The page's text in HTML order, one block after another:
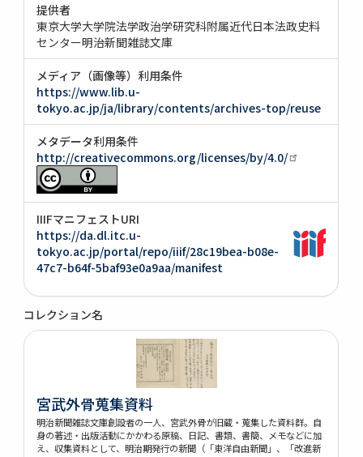
提供者
東京大学大学院法学政治学研究科附属近代日本法政史料
センター明治新聞雑誌文庫
メディア（画像等）利用条件
https://www.lib.u-
tokyo.ac.jp/ja/library/contents/archives-top/reuse
メタデータ利用条件
http://creativecommons.org/licenses/by/4.0/
IIIFマニフェストURI
https://da.dl.itc.u-
tokyo.ac.jp/portal/repo/iiif/28c19bea-b08e-
47c7-b64f-5baf93e0a9aa/manifest
コレクション名
宮武外骨蒐集資料
明治新聞雑誌文庫創設者の一人、宮武外骨が旧蔵・蒐集した資料群。自
身の著述・出版活動にかかわる原稿、日記、書類、書簡、メモなどに加
え、収集資料として、明治期発行の新聞（「東洋自由新聞」、「改進新